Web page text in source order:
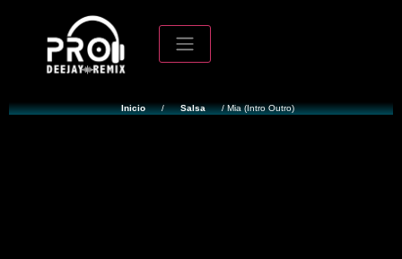
Inicio / Salsa / Mia (Intro Outro)